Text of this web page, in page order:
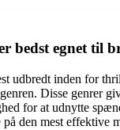
bedst egnet til
udbredt inden for
Disse genrer
for at udnytte
den mest effektive